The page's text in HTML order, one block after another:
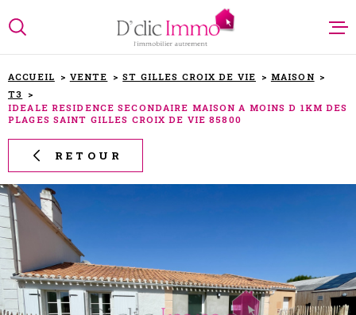
au
au
NOTRE
ACCUEIL VENTE ST GILLES CROIX DE VIE
MAISON
T3
IDEALE RESIDENCE SECONDAIRE MAISON A MOINS D 1KM DES
PLAGES SAINT GILLES CROIX DE VIE 85800
RETOUR